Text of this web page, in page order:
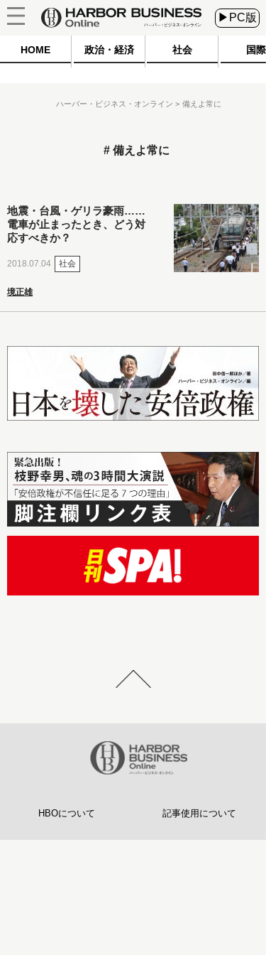
▶PC版
HOME 政治・経済 社会 国際
ハーバー・ビジネス・オンライン 備えよ常に
備えよ常に
地震・台風・ゲリラ豪雨……
電車が止まったとき、どう対
応すべきか？
2018.07.04 社会
境正雄
HBOについて 記事使用について